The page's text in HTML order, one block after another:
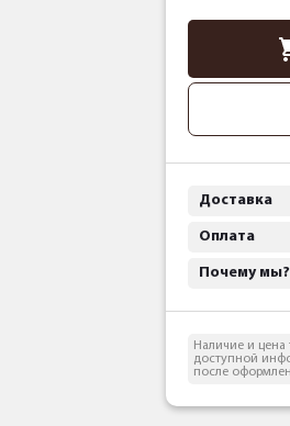
Доставка
Оплата
Почему мы?
Наличие и
доступной
после